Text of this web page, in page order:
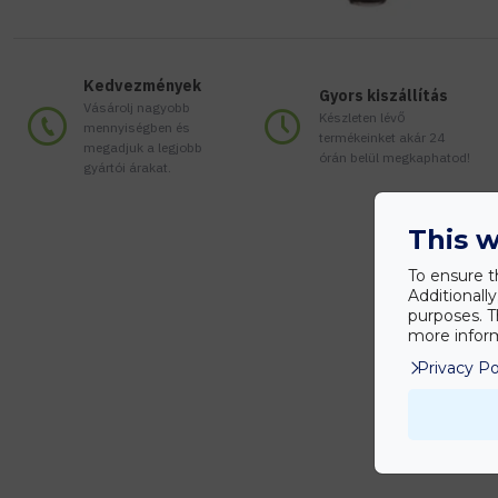
Kedvezmények
Vásárolj nagyobb
mennyiségben és
megadjuk a legjobb
gyártói árakat.
Gyors kiszállítás
Készleten lévő
termékeinket akár 24
órán belül megkaphatod!
This
To ensure
purposes.
more
Privacy